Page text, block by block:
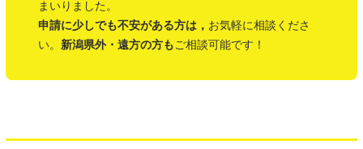
まいりました。
申請に少しでも不安がある方は， お気軽に相談くださ
い。 新潟県外・遠方の方もご相談可能です！